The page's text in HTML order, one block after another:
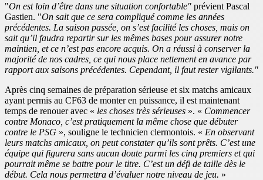
"On est loin d’être dans une situation confortable" prévient Pascal
Gastien. "On sait que ce sera compliqué comme les années
précédentes. La saison passée, on s’est facilité les choses, mais on
sait qu’il faudra repartir sur les mêmes bases pour assurer notre
maintien, et ce n’est pas encore acquis. On a réussi à conserver la
majorité de nos cadres, ce qui nous place nettement en avance par
rapport aux saisons précédentes. Cependant, il faut rester vigilants."
Après cinq semaines de préparation sérieuse et six matchs amicaux
ayant permis au CF63 de monter en puissance, il est maintenant
temps de renouer avec « les choses très sérieuses ». « Commencer
contre Monaco, c’est pratiquement la même chose que débuter
contre le PSG », souligne le technicien clermontois. « En observant
leurs matchs amicaux, on peut constater qu’ils sont prêts. C’est une
équipe qui figurera sans aucun doute parmi les cinq premiers et qui
pourrait même se battre pour le titre. C’est un défi de taille dès le
début. Cela nous permettra d’évaluer notre niveau de jeu. »